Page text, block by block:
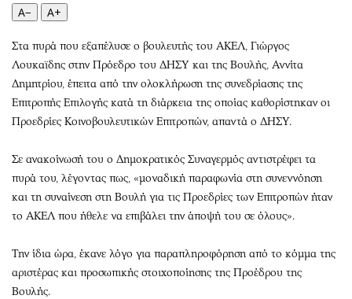
Περιβάλλον
Κόσμος
Παράξενα
Πολιτισμός
Σινεμά
Μουσική
Εικαστικά
Βιβλίο
Έξοδος
Media
Εκπομπές
Wine routes
Uncut
Προσφορές
Προσωπικότητες στην ''Κ''
A− A+
Στα πυρά που εξαπέλυσε ο βουλευτής του ΑΚΕΛ, Γιώργος
Λουκαϊδης στην Πρόεδρο του ΔΗΣΥ και της Βουλής, Αννίτα
Δημητρίου, έπειτα από την ολοκλήρωση της συνεδρίασης της
Επιτροπής Επιλογής κατά τη διάρκεια της οποίας καθορίστηκαν οι
Προεδρίες Κοινοβουλευτικών Επιτροπών, απαντά ο ΔΗΣΥ.
Σε ανακοίνωσή του ο Δημοκρατικός Συναγερμός αντιστρέφει τα
πυρά του, λέγοντας πως, «μοναδική παραφωνία στη συνεννόηση
και τη συναίνεση στη Βουλή για τις Προεδρίες των Επιτροπών ήταν
το ΑΚΕΛ που ήθελε να επιβάλει την άποψή του σε όλους».
Την ίδια ώρα, έκανε λόγο για παραπληροφόρηση από το κόμμα της
αριστέρας και προσωπικής στοιχοποίησης της Προέδρου της
Βουλής.